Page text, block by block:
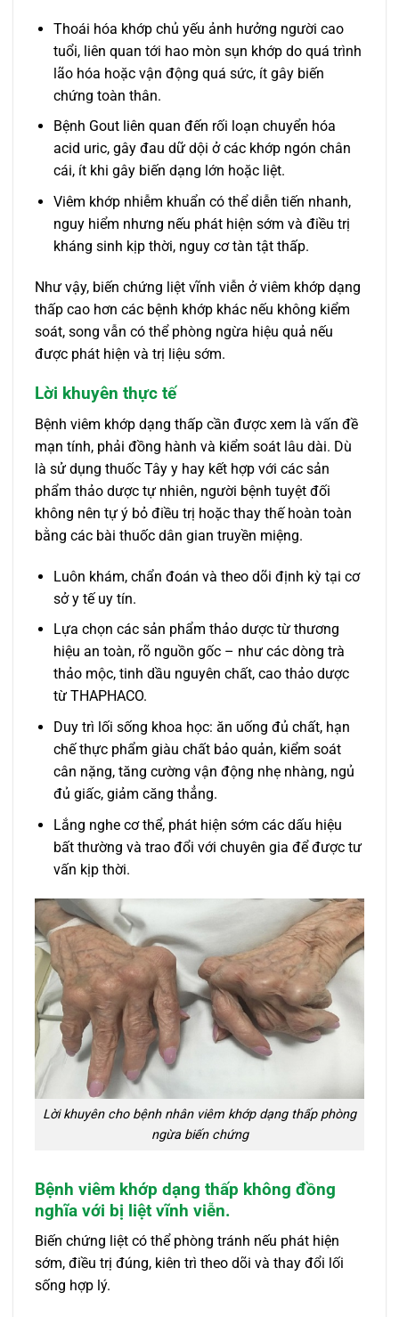
Thoái hóa khớp chủ yếu ảnh hưởng người cao
tuổi, liên quan tới hao mòn sụn khớp do quá trình
lão hóa hoặc vận động quá sức, ít gây biến
chứng toàn thân.
Bệnh Gout liên quan đến rối loạn chuyển hóa
acid uric, gây đau dữ dội ở các khớp ngón chân
cái, ít khi gây biến dạng lớn hoặc liệt.
Viêm khớp nhiễm khuẩn có thể diễn tiến nhanh,
nguy hiểm nhưng nếu phát hiện sớm và điều trị
kháng sinh kịp thời, nguy cơ tàn tật thấp.
Như vậy, biến chứng liệt vĩnh viễn ở viêm khớp dạng
thấp cao hơn các bệnh khớp khác nếu không kiểm
soát, song vẫn có thể phòng ngừa hiệu quả nếu
được phát hiện và trị liệu sớm.
Lời khuyên thực tế
Bệnh viêm khớp dạng thấp cần được xem là vấn đề
mạn tính, phải đồng hành và kiểm soát lâu dài. Dù
là sử dụng thuốc Tây y hay kết hợp với các sản
phẩm thảo dược tự nhiên, người bệnh tuyệt đối
không nên tự ý bỏ điều trị hoặc thay thế hoàn toàn
bằng các bài thuốc dân gian truyền miệng.
Luôn khám, chẩn đoán và theo dõi định kỳ tại cơ
sở y tế uy tín.
Lựa chọn các sản phẩm thảo dược từ thương
hiệu an toàn, rõ nguồn gốc – như các dòng trà
thảo mộc, tinh dầu nguyên chất, cao thảo dược
từ THAPHACO.
Duy trì lối sống khoa học: ăn uống đủ chất, hạn
chế thực phẩm giàu chất bảo quản, kiểm soát
cân nặng, tăng cường vận động nhẹ nhàng, ngủ
đủ giấc, giảm căng thẳng.
Lắng nghe cơ thể, phát hiện sớm các dấu hiệu
bất thường và trao đổi với chuyên gia để được tư
vấn kịp thời.
Lời khuyên cho bệnh nhân viêm khớp dạng thấp phòng
ngừa biến chứng
Bệnh viêm khớp dạng thấp không đồng
nghĩa với bị liệt vĩnh viễn.
Biến chứng liệt có thể phòng tránh nếu phát hiện
sớm, điều trị đúng, kiên trì theo dõi và thay đổi lối
sống hợp lý.